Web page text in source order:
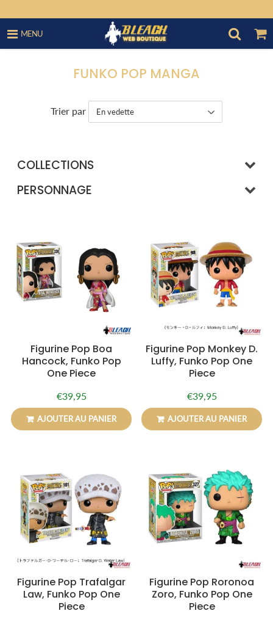
MENU
FUNKO POP MANGA
Trier par
COLLECTIONS
PERSONNAGE
Figurine Pop Boa
Hancock, Funko Pop
One Piece
Prix
régulier
€39,95€39,95
AJOUTER AU PANIER
Figurine Pop Monkey D.
Luffy, Funko Pop One
Piece
Prix
régulier
€39,95€39,95
AJOUTER AU PANIER
Figurine Pop Trafalgar
Law, Funko Pop One
Piece
Figurine Pop Roronoa
Zoro, Funko Pop One
Piece